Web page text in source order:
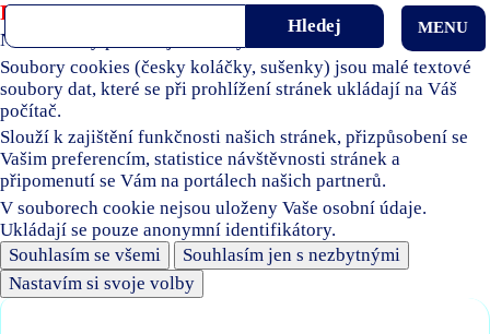
Používáme soubory cookies
Naše stránky používají soubory cookies.
Soubory cookies (česky koláčky, sušenky) jsou malé textové
soubory dat, které se při prohlížení stránek ukládají na Váš
počítač.
Slouží k zajištění funkčnosti našich stránek, přizpůsobení se
Vašim preferencím, statistice návštěvnosti stránek a
připomenutí se Vám na portálech našich partnerů.
V souborech cookie nejsou uloženy Vaše osobní údaje.
Ukládají se pouze anonymní identifikátory.
Souhlasím se všemi
Souhlasím jen s nezbytnými
Nastavím si svoje volby
MENU